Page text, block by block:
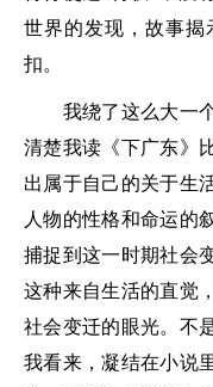
世界的发现，故事
扣。
我绕了这么大一个
清楚我读《下广东》
出属于自己的关于生
人物的性格和命运的
捕捉到这一时期社会
这种来自生活的直觉
社会变迁的眼光。不
我看来，凝结在小说